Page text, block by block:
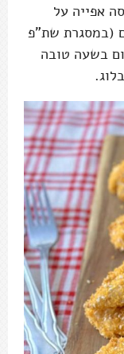
אפייה על
(במסגרת שת"פ
בשעה טובה